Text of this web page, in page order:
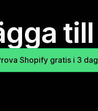
Shopify gratis i 3